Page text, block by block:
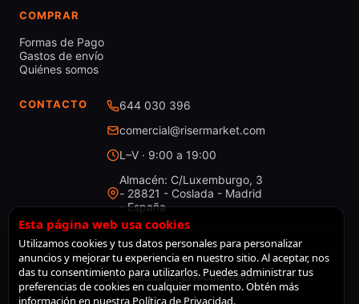
COMPRAR
Formas de Pago
Gastos de envío
Quiénes somos
CONTACTO
644 030 396
comercial@risermarket.com
L–V · 9:00 a 19:00
Almacén: C/Luxemburgo, 3
- 28821 - Coslada - Madrid
- España
© 2026 RiserMarket · Todos los derechos reservados
Desarrollado porLiveCommerce
Esta página web usa cookies
Utilizamos cookies y tus datos personales para personalizar
anuncios y mejorar tu experiencia en nuestro sitio. Al aceptar, nos
das tu consentimiento para utilizarlos. Puedes administrar tus
preferencias de cookies en cualquier momento. Obtén más
información en nuestra Política de Privacidad.